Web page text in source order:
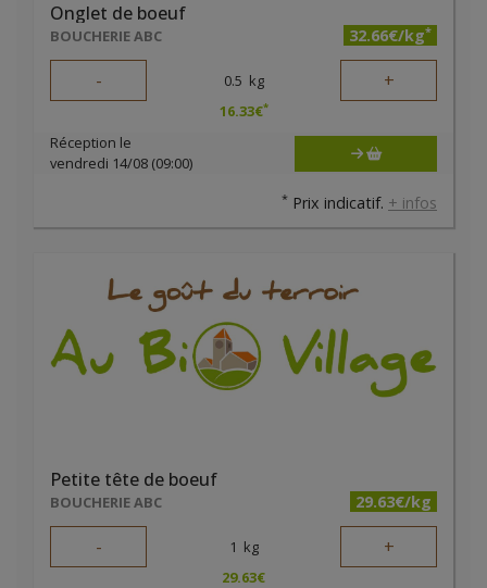
Onglet de boeuf
BOUCHERIE ABC 32.66€/kg*
- 0.5 kg +
16.33€*
Réception le
vendredi 14/08 (09:00)
* Prix indicatif. + infos
Petite tête de boeuf
BOUCHERIE ABC 29.63€/kg
- 1 kg +
29.63€